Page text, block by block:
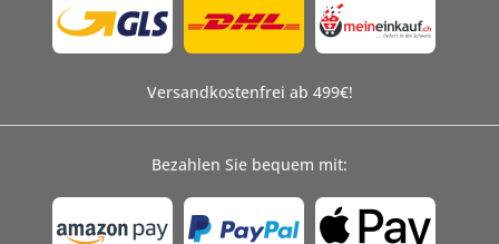
Versandkostenfrei ab 499€!
Bezahlen Sie bequem mit: